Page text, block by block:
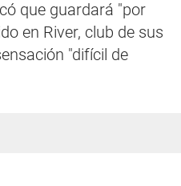
que guardará "por
en River, club de sus
"difícil de